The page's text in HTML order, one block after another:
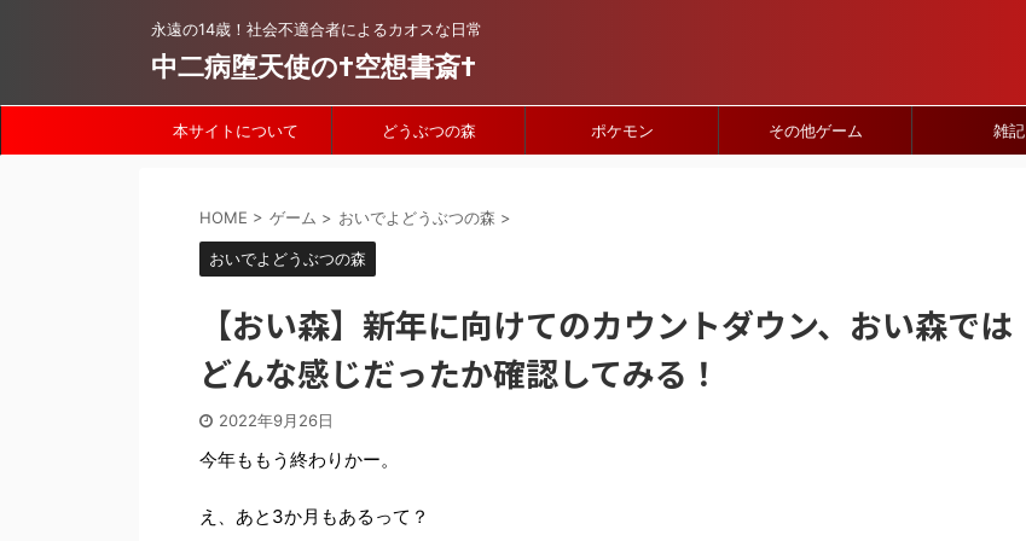
永遠の14歳！社会不適合者によるカオスな日常
中二病堕天使の†空想書斎†
本サイトについて どうぶつの森 ポケモン その他ゲーム 雑記
HOME > ゲーム > おいでよどうぶつの森 >
おいでよどうぶつの森
【おい森】新年に向けてのカウントダウン、おい森では
どんな感じだったか確認してみる！
2022年9月26日
今年ももう終わりかー。
え、あと3か月もあるって？